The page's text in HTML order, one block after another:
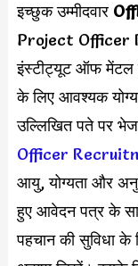
इच्छुक उम्मीदवार
Project Officer
इंस्टीट्यूट ऑफ मेंटल
के लिए आवश्यक
उल्लिखित पते पर
Officer
आयु, योग्यता और
हुए आवेदन पत्र के
पहचान की सुविधा के